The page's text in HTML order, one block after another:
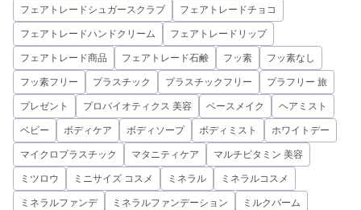
フェアトレードシュガースクラブ フェアトレードチョコ
フェアトレードハンドクリーム フェアトレードリップ
フェアトレード商品 フェアトレード石鹸 フッ素 フッ素なし
フッ素フリー プラスチック プラスチックフリー プラフリー 旅
プレゼント プロバイオティクス 美容 ベースメイク ヘアミスト
ベビー ボディケア ボディソープ ボディミスト ホワイトデー
マイクロプラスチック マタニティケア マルチビタミン 美容
ミツロウ ミニサイズ コスメ ミネラル ミネラルコスメ
ミネラルファンデ ミネラルファンデーション ミルクバーム